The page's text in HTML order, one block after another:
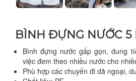
BÌNH ĐỰNG NƯỚC 5
Bình đựng nước gấp gọn, dung
việc đem theo nhiều nước cho
Phù hợp các chuyến đi dã ngoại,